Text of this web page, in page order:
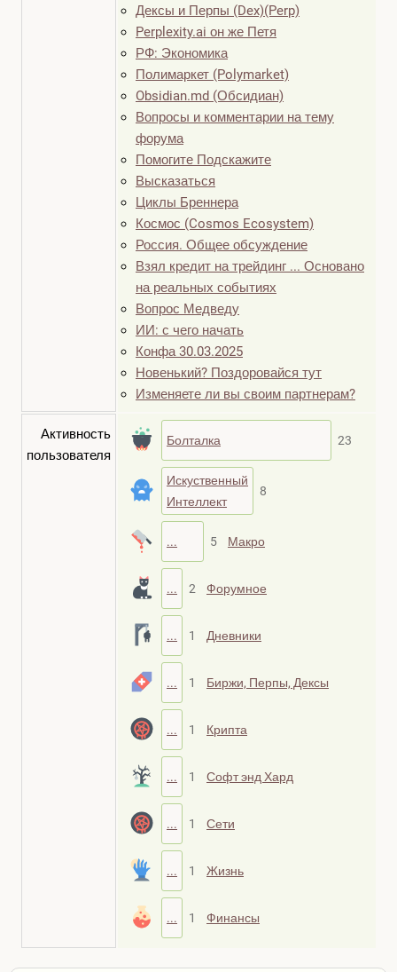
Дексы и Перпы (Dex)(Perp)
Perplexity.ai он же Петя
РФ: Экономика
Полимаркет (Polymarket)
Obsidian.md (Обсидиан)
Вопросы и комментарии на тему
форума
Помогите Подскажите
Высказаться
Циклы Бреннера
Космос (Cosmos Ecosystem)
Россия. Общее обсуждение
Взял кредит на трейдинг ... Основано
на реальных событиях
Вопрос Медведу
ИИ: с чего начать
Конфа 30.03.2025
Новенький? Поздоровайся тут
Изменяете ли вы своим партнерам?
Активность
пользователя
Болталка 23
Искуственный
Интеллект
8
... 5 Макро
... 2 Форумное
... 1 Дневники
... 1 Биржи, Перпы, Дексы
... 1 Крипта
... 1 Софт энд Хард
... 1 Сети
... 1 Жизнь
... 1 Финансы